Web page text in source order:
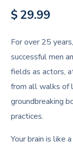
$ 29.99
For over 25
successful men
fields as actors,
from all walks of
groundbreaking
practices.
Your brain is like